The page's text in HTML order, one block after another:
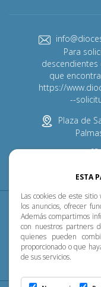
ESTA
Las cookies de este
los anuncios, ofrecer
Además compartimos
con nuestros partners
quienes pueden
proporcionado o que
de sus servicios.
Para
descendientes
que
https://
--
Plaza de
Diócesis
Transparencia